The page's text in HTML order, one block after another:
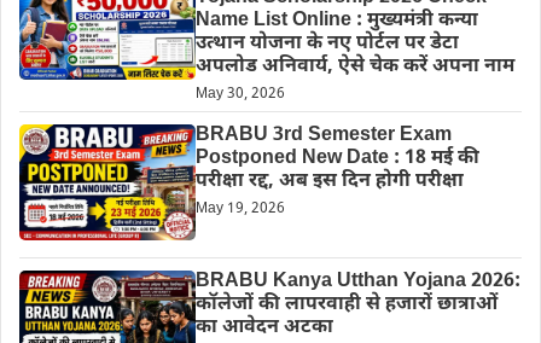
Name List Online : मुख्यमंत्री कन्या
उत्थान योजना के नए पोर्टल पर डेटा
अपलोड अनिवार्य, ऐसे चेक करें अपना नाम
May 30, 2026
BRABU 3rd Semester Exam
Postponed New Date : 18 मई की
परीक्षा रद्द, अब इस दिन होगी परीक्षा
May 19, 2026
BRABU Kanya Utthan Yojana 2026:
कॉलेजों की लापरवाही से हजारों छात्राओं
का आवेदन अटका